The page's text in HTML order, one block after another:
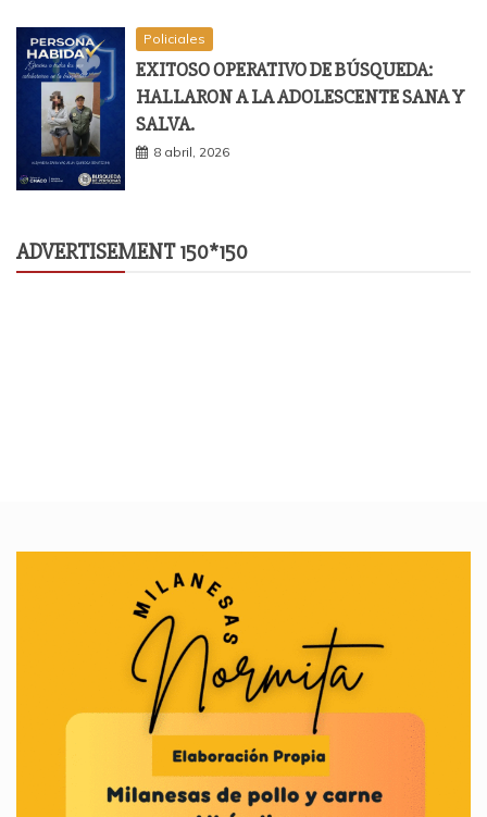
Policiales
EXITOSO OPERATIVO DE BÚSQUEDA:
HALLARON A LA ADOLESCENTE SANA Y
SALVA.
8 abril, 2026
ADVERTISEMENT 150*150